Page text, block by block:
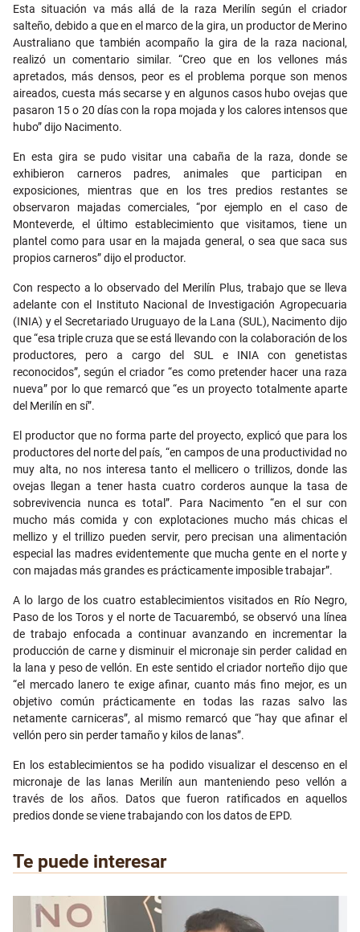
Esta situación va más allá de la raza Merilín según el criador
salteño, debido a que en el marco de la gira, un productor de Merino
Australiano que también acompaño la gira de la raza nacional,
realizó un comentario similar. “Creo que en los vellones más
apretados, más densos, peor es el problema porque son menos
aireados, cuesta más secarse y en algunos casos hubo ovejas que
pasaron 15 o 20 días con la ropa mojada y los calores intensos que
hubo” dijo Nacimento.
En esta gira se pudo visitar una cabaña de la raza, donde se
exhibieron carneros padres, animales que participan en
exposiciones, mientras que en los tres predios restantes se
observaron majadas comerciales, “por ejemplo en el caso de
Monteverde, el último establecimiento que visitamos, tiene un
plantel como para usar en la majada general, o sea que saca sus
propios carneros” dijo el productor.
Con respecto a lo observado del Merilín Plus, trabajo que se lleva
adelante con el Instituto Nacional de Investigación Agropecuaria
(INIA) y el Secretariado Uruguayo de la Lana (SUL), Nacimento dijo
que “esa triple cruza que se está llevando con la colaboración de los
productores, pero a cargo del SUL e INIA con genetistas
reconocidos”, según el criador “es como pretender hacer una raza
nueva” por lo que remarcó que “es un proyecto totalmente aparte
del Merilín en sí”.
El productor que no forma parte del proyecto, explicó que para los
productores del norte del país, “en campos de una productividad no
muy alta, no nos interesa tanto el mellicero o trillizos, donde las
ovejas llegan a tener hasta cuatro corderos aunque la tasa de
sobrevivencia nunca es total”. Para Nacimento “en el sur con
mucho más comida y con explotaciones mucho más chicas el
mellizo y el trillizo pueden servir, pero precisan una alimentación
especial las madres evidentemente que mucha gente en el norte y
con majadas más grandes es prácticamente imposible trabajar”.
A lo largo de los cuatro establecimientos visitados en Río Negro,
Paso de los Toros y el norte de Tacuarembó, se observó una línea
de trabajo enfocada a continuar avanzando en incrementar la
producción de carne y disminuir el micronaje sin perder calidad en
la lana y peso de vellón. En este sentido el criador norteño dijo que
“el mercado lanero te exige afinar, cuanto más fino mejor, es un
objetivo común prácticamente en todas las razas salvo las
netamente carniceras”, al mismo remarcó que “hay que afinar el
vellón pero sin perder tamaño y kilos de lanas”.
En los establecimientos se ha podido visualizar el descenso en el
micronaje de las lanas Merilín aun manteniendo peso vellón a
través de los años. Datos que fueron ratificados en aquellos
predios donde se viene trabajando con los datos de EPD.
Te puede interesar